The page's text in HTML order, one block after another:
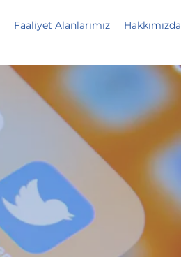
Faaliyet Alanlarımız Hakkımızda